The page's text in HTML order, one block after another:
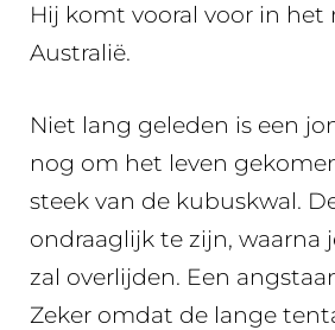
Hij komt vooral voor in het
Australië.
Niet lang geleden is een
nog om het leven
steek van de kubuskwal.
ondraaglijk te zijn, waarna
zal overlijden. Een
Zeker omdat de lange